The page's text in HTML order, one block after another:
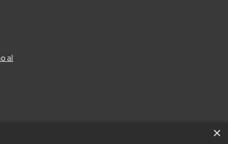
al
×